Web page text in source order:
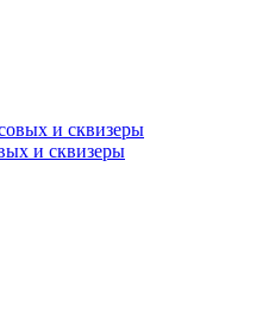
и сквизеры